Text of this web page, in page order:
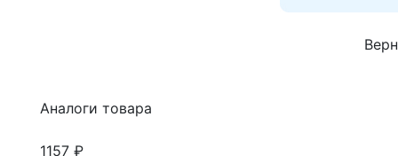
Аналоги товара
1157 ₽